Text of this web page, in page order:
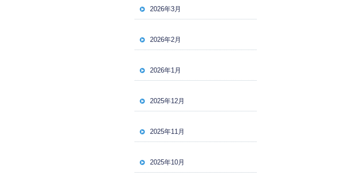
2026年3月
2026年2月
2026年1月
2025年12月
2025年11月
2025年10月